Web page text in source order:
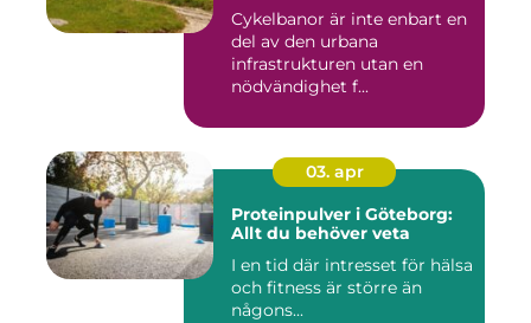
Cykelbanor är inte enbart en
del av den urbana
infrastrukturen utan en
nödvändighet f...
03. apr
Proteinpulver i Göteborg:
Allt du behöver veta
I en tid där intresset för hälsa
och fitness är större än
någons...